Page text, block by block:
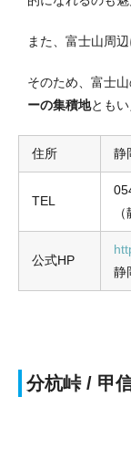
また、富士山周
そのため、富士
ーの集積地ともい
住所 静
TEL
公式HP
静
分杭峠 / 甲